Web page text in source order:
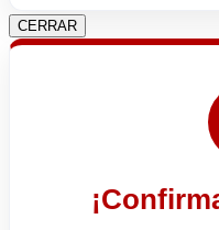
CERRAR